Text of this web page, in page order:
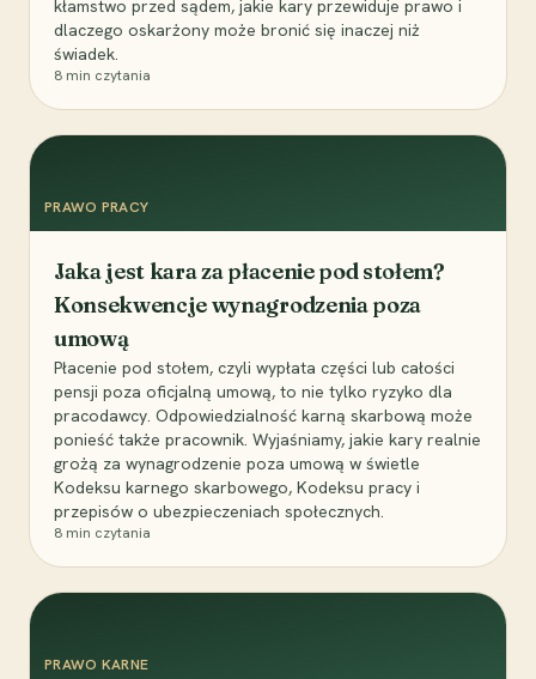
kłamstwo przed sądem, jakie kary przewiduje prawo i
dlaczego oskarżony może bronić się inaczej niż
świadek.
8 min czytania
PRAWO PRACY
Jaka jest kara za płacenie pod stołem?
Konsekwencje wynagrodzenia poza
umową
Płacenie pod stołem, czyli wypłata części lub całości
pensji poza oficjalną umową, to nie tylko ryzyko dla
pracodawcy. Odpowiedzialność karną skarbową może
ponieść także pracownik. Wyjaśniamy, jakie kary realnie
grożą za wynagrodzenie poza umową w świetle
Kodeksu karnego skarbowego, Kodeksu pracy i
przepisów o ubezpieczeniach społecznych.
8 min czytania
PRAWO KARNE